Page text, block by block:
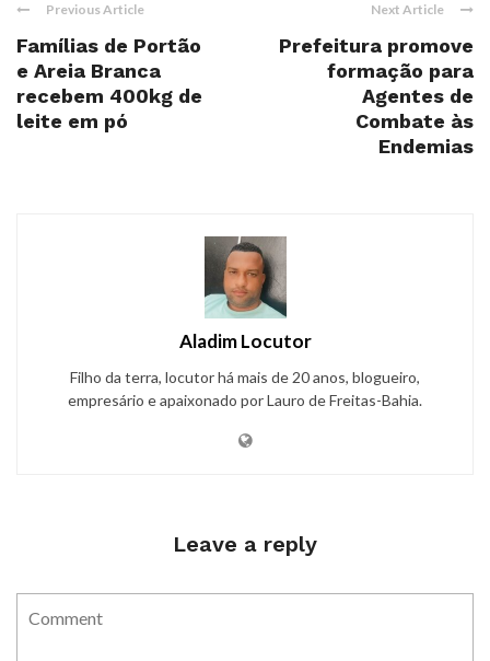
Previous Article
Famílias de Portão
e Areia Branca
recebem 400kg de
leite em pó
Next Article
Prefeitura promove
formação para
Agentes de
Combate às
Endemias
Aladim Locutor
Filho da terra, locutor há mais de 20 anos, blogueiro,
empresário e apaixonado por Lauro de Freitas-Bahia.
Leave a reply